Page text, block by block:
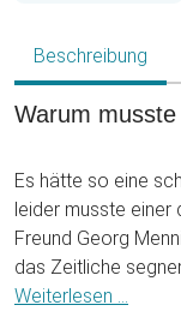
Beschreibung
Warum
Es hätte so eine
leider musste
Freund Georg
das Zeitliche
konnte. Alles, was
Weiterlesen ...